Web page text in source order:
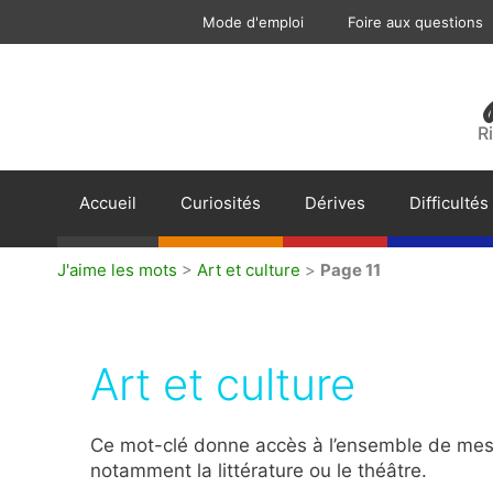
Mode d'emploi Foire aux questions
Accueil Curiosités Dérives Difficultés
J'aime les mots > Art et culture > Page 11
Art et culture
Ce mot-clé donne accès à l’ensemble de
notamment la littérature ou le théâtre.